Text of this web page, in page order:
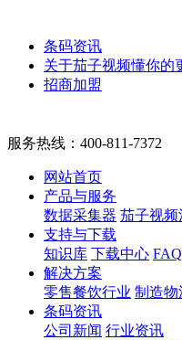
条码资讯
关于茄子视频懂你的
招商加盟
服务热线： 400-811-7372
网站首页
产品与服务
数据采集器 茄子视频
支持与下载
知识库 下载中心 FAQ
解决方案
零售餐饮行业 制造物
条码资讯
公司新闻 行业资讯